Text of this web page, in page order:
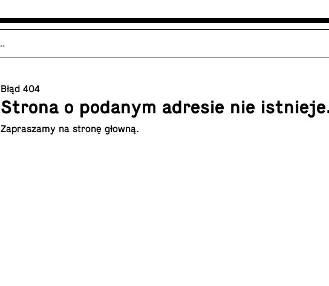
Błąd 404
Strona o podanym adresie nie
Za­pra­sza­my na stronę głowną.